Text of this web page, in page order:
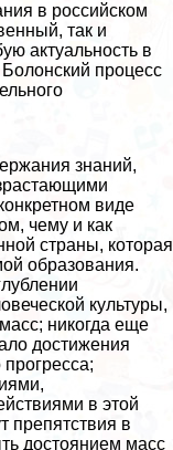
в российском
так и
актуальность в
процесс
знаний,
виде
чему и как
страны, которая
образования.
культуры,
никогда еще
достижения
прогресса;
в этой
препятствия в
достоянием масс